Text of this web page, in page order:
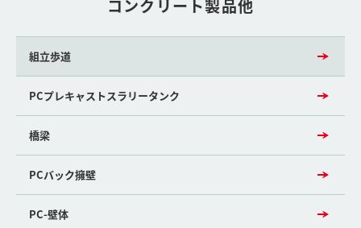
コンクリート製品他
組立歩道
PCプレキャストスラリータンク
橋梁
PCバック擁壁
PC-壁体